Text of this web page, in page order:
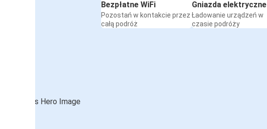
Bezpłatne WiFi
Pozostań w kontakcie przez
całą podróż
Gniazda elektryczne
Ładowanie urządzeń w
czasie podróży